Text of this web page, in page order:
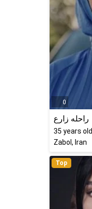
0
راحله زارع
35 years old
Zabol, Iran
Top